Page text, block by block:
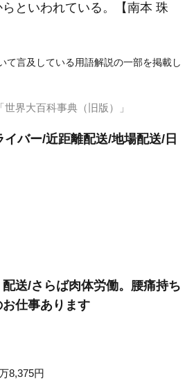
といわれている。【南本 珠
て言及している用語解説の一部を掲載し
界大百科事典（旧版）」
バー/近距離配送/地場配送/日
配送/さらば肉体労働。腰痛持ち
仕事あります
8,375円